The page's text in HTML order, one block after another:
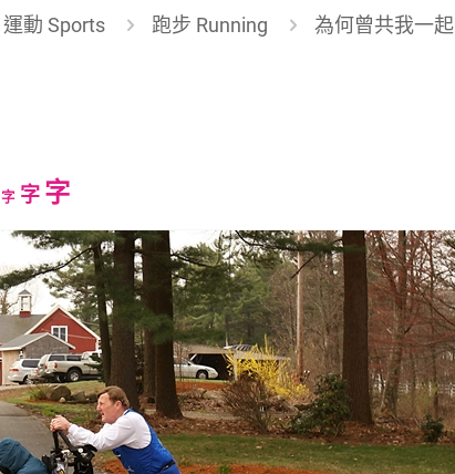
運動 Sports 跑步 Running 為何曾共我一
字Decrease
size.
字Reset
size.
字Increase
font
size.